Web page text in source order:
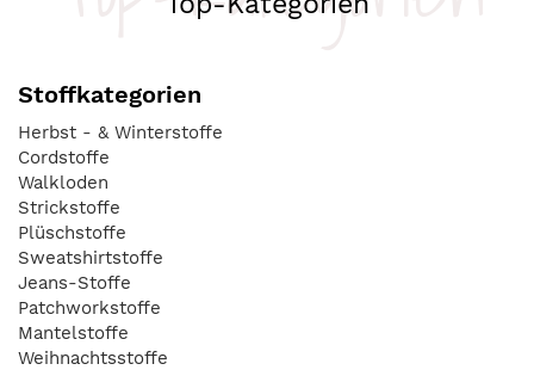
Stoffkategorien
Herbst - & Winterstoffe
Cordstoffe
Walkloden
Strickstoffe
Plüschstoffe
Sweatshirtstoffe
Jeans-Stoffe
Patchworkstoffe
Mantelstoffe
Weihnachtsstoffe